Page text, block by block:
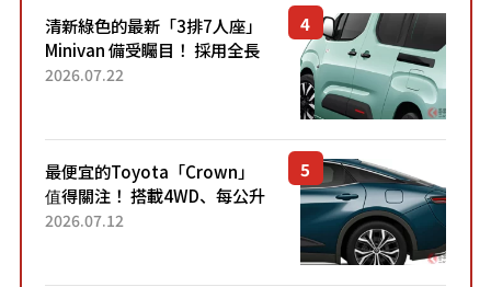
清新綠色的最新「3排7人座」
Minivan 備受矚目！ 採用全長
4.7公尺剛剛好的車身尺寸與
2026.07.22
最便宜的Toyota「Crown」
值得關注！ 搭載4WD、每公升
22.4公里低油耗表現超亮眼！
2026.07.12